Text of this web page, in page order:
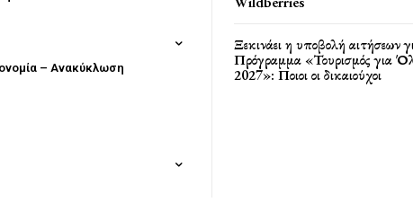
– Ανακύκλωση
Ξεκινάει η υποβολή αιτήσεων
Πρόγραμμα «Τουρισμός για
2027»: Ποιοι οι δικαιούχοι